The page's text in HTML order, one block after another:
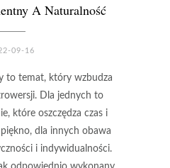
A Naturalność
09-16
to temat, który wzbudza
Dla jednych to
które oszczędza czas i
dla innych obawa
i indywidualności.